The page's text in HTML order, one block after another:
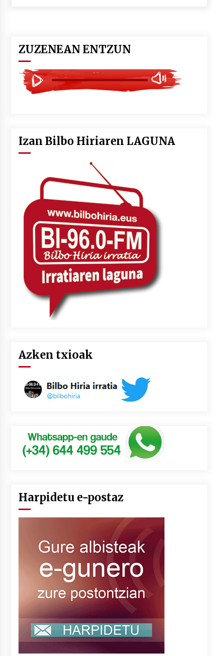
Larunbatean Plentziako Itsas Martxa ospatuko
da
2026/07/07
2026/07/07
Uribitarte40 aretoan
2026/07/03
SOINUGELA: Paul McCartney eta Ringo Starr-en
lan berriak
2026/07/03
MUSIBLA #297: Bide, Boards Of Canada, Somak,
Tiga, Twisted Teens, Underscores, Habia
2026/07/02
ZUZENEAN ENTZUN
Izan Bilbo Hiriaren LAGUNA
Azken txioak
Harpidetu e-postaz